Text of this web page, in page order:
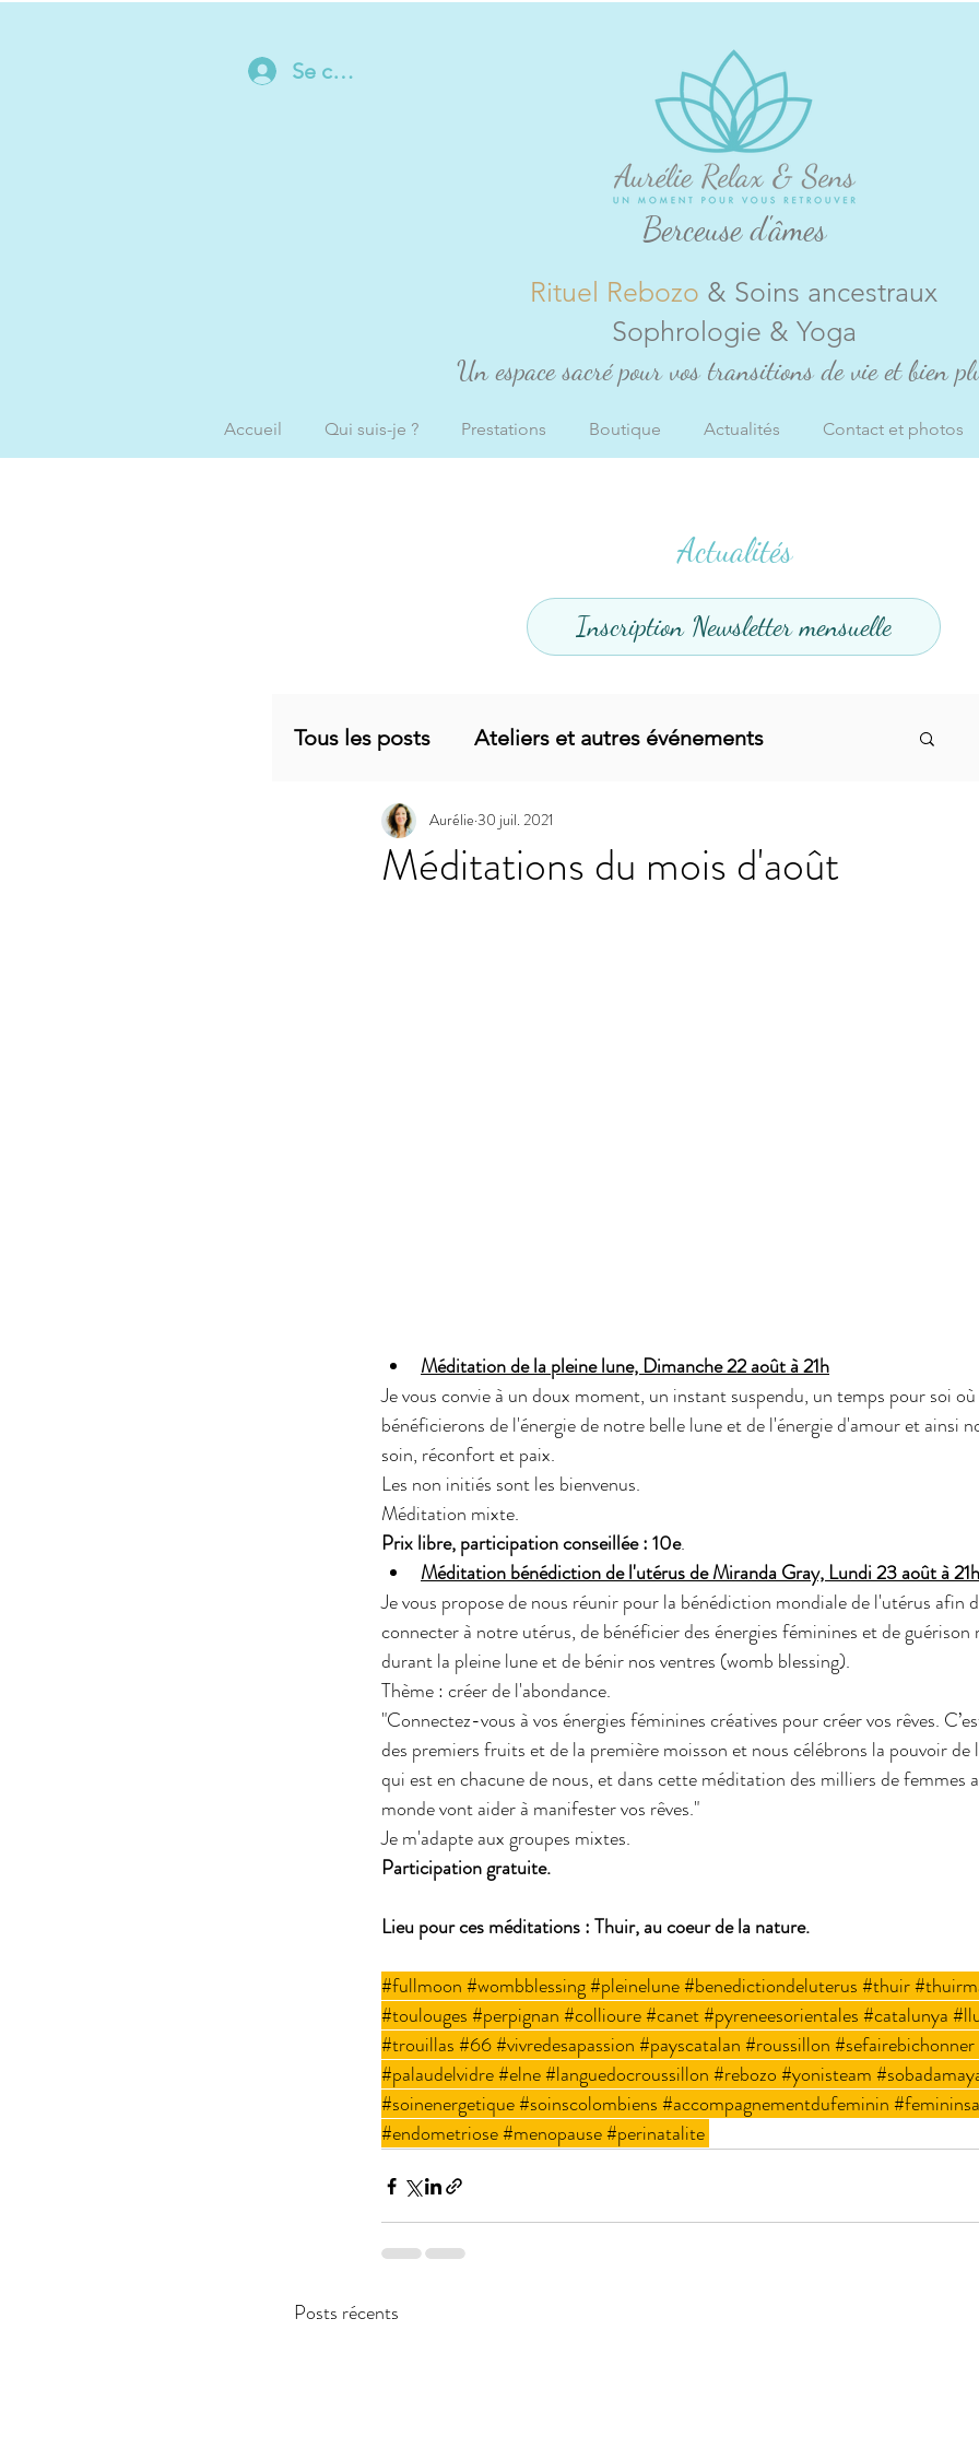
Actualités
Inscription Newsletter mensuelle
Tous les posts Ateliers et autres événements
Planning mensuel
Méditations du mois d'août
Aurélie 30 juil. 2021
Méditation de la pleine lune, Dimanche 22 août à 21h
Je vous convie à un doux moment, un instant suspendu, un temps pour soi
bénéficierons de l'énergie de notre belle lune et de l'énergie d'amour et ainsi
soin, réconfort et paix.
Les non initiés sont les bienvenus.
Méditation mixte.
Prix libre, participation conseillée : 10e.
Méditation bénédiction de l'utérus de Miranda Gray, Lundi 23 août à 21h
Je vous propose de nous réunir pour la bénédiction mondiale de l'utérus afin
connecter à notre utérus, de bénéficier des énergies féminines et de guérison
durant la pleine lune et de bénir nos ventres (womb blessing).
Thème : créer de l'abondance.
"Connectez-vous à vos énergies féminines créatives pour créer vos rêves.
des premiers fruits et de la première moisson et nous célébrons la pouvoir de
qui est en chacune de nous, et dans cette méditation des milliers de femmes
monde vont aider à manifester vos rêves."
Je m'adapte aux groupes mixtes.
Participation gratuite.
Lieu pour ces méditations : Thuir, au coeur de la nature.
#fullmoon#wombblessing#pleinelune#benedictiondeluterus#thuir
#toulouges#perpignan#collioure#canet#pyreneesorientales#catalunya
#trouillas#66#vivredesapassion#payscatalan#roussillon#sefairebichonner
#palaudelvidre#elne#languedocroussillon#rebozo#yonisteam
#soinenergetique#soinscolombiens#accompagnementdufeminin
#endometriose#menopause#perinatalite
Posts récents
Se connecter
Berceuse d'âmes
Rituel Rebozo & Soins ancestraux
Sophrologie & Yoga
Un espace sacré pour vos transitions de vie et bien
Accueil Qui suis-je ? Prestations Boutique Actualités Contact et photos